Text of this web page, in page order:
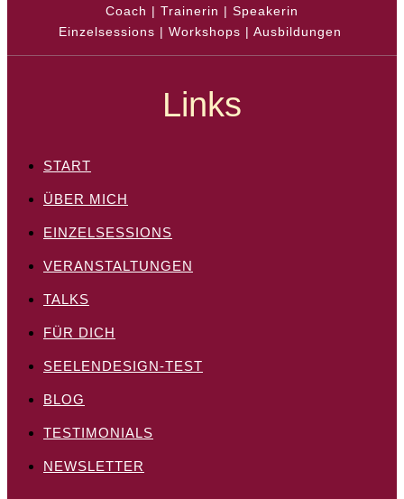
Coach | Trainerin | Speakerin
Einzelsessions | Workshops | Ausbildungen
Links
START
ÜBER MICH
EINZELSESSIONS
VERANSTALTUNGEN
TALKS
FÜR DICH
SEELENDESIGN-TEST
BLOG
TESTIMONIALS
NEWSLETTER